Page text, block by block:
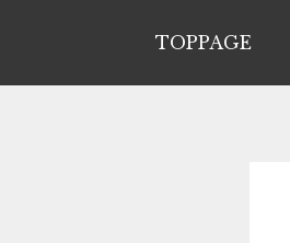
TOPPAGE